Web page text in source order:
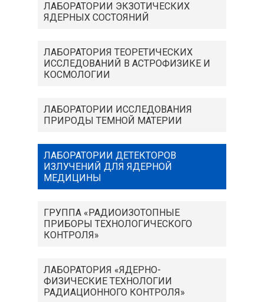
ЛАБОРАТОРИИ ЭКЗОТИЧЕСКИХ
ЯДЕРНЫХ СОСТОЯНИЙ
ЛАБОРАТОРИЯ ТЕОРЕТИЧЕСКИХ
ИССЛЕДОВАНИЙ В АСТРОФИЗИКЕ И
КОСМОЛОГИИ
ЛАБОРАТОРИИ ИССЛЕДОВАНИЯ
ПРИРОДЫ ТЕМНОЙ МАТЕРИИ
ЛАБОРАТОРИИ ДЕТЕКТОРОВ
ИЗЛУЧЕНИЙ ДЛЯ ЯДЕРНОЙ
МЕДИЦИНЫ
ГРУППА «РАДИОИЗОТОПНЫЕ
ПРИБОРЫ ТЕХНОЛОГИЧЕСКОГО
КОНТРОЛЯ»
ЛАБОРАТОРИЯ «ЯДЕРНО-
ФИЗИЧЕСКИЕ ТЕХНОЛОГИИ
РАДИАЦИОННОГО КОНТРОЛЯ»